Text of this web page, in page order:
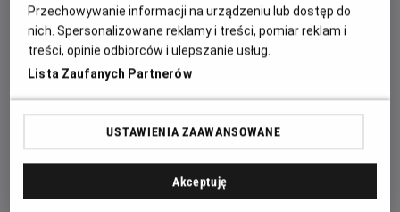
Wyróżniona trzema Oscarami®, w tym za najlepszy film,
Casablanca to najpopularniejszy i najbardziej uwielbiany film
na świecie!
CENNIK
14 dni +
do seansu do seansu do seansu
Przechowywanie informacji na urządzeniu lub dostęp do
nich. Spersonalizowane reklamy i treści, pomiar reklam i
treści, opinie odbiorców i ulepszanie usług.
Lista Zaufanych Partnerów
USTAWIENIA ZAAWANSOWANE
Akceptuję